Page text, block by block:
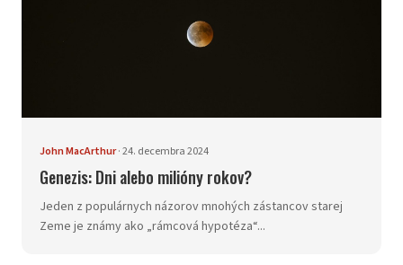
John MacArthur·24. decembra 2024
Genezis: Dni alebo milióny rokov?
Jeden z populárnych názorov mnohých zástancov starej
Zeme je známy ako „rámcová hypotéza“...